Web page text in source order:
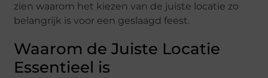
zien waarom het kiezen van de juiste locatie zo
belangrijk is voor een geslaagd feest.
Waarom de Juiste Locatie
Essentieel is